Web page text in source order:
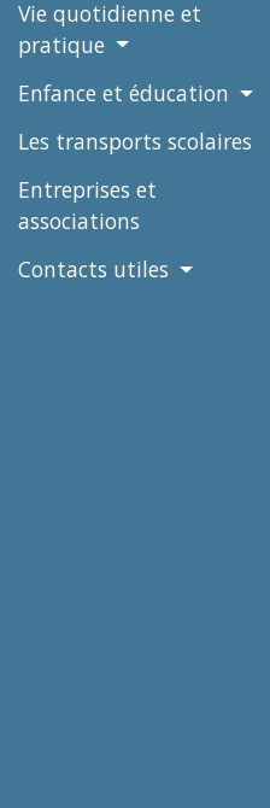
Vie quotidienne et
pratique
Enfance et éducation
Les transports scolaires
Entreprises et
associations
Contacts utiles